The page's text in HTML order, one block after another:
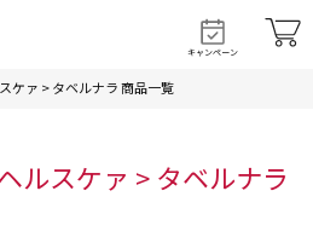
キャンペーン
ケァ > タベルナラ 商品一覧
ルスケァ > タベルナラ